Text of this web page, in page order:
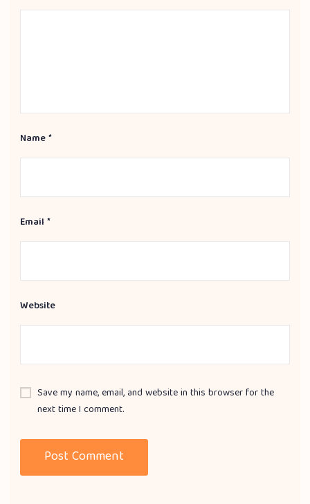
Name*
Email *
Website
Save my name, email, and website in this browser for the
next time I comment.